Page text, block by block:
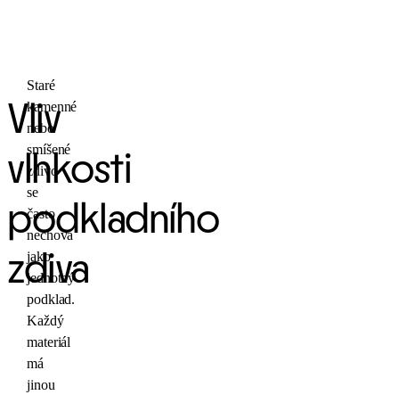
Vliv
vlhkosti
podkladního
zdiva
Staré
kamenné
nebo
smíšené
zdivo
se
často
nechová
jako
jednotný
podklad.
Každý
materiál
má
jinou